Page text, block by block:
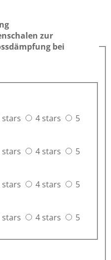
zur
bei
stars 4 stars
5
stars 4 stars
5
stars 4 stars
5
stars 4 stars
5